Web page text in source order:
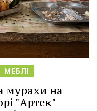
МЕБЛІ
мурахи на
"Артек"